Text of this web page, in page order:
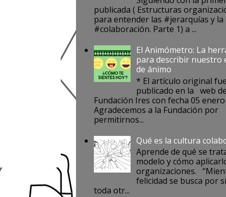
publicada ( Estructuras
para entender las #jerarquías y la
#colaboración. Parte 1) a ...
El Animómetro: La
para describir nuestro
de ánimo
* El artículo original
publicado en la web
Fundación Ires con fecha 05 enero
Agradecemos a la Fundación por
permitirnos...
Qué es la cultura
Aprende de qué se
modelo y cómo
organizaciones.
felicidad se busca por
toda otr...